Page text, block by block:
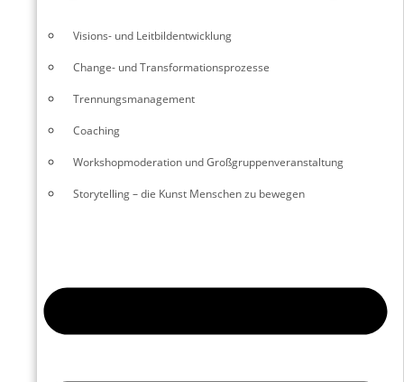
Visions- und Leitbildentwicklung
Change- und Transformationsprozesse
Trennungsmanagement
Coaching
Workshopmoderation und Großgruppenveranstaltung
Storytelling – die Kunst Menschen zu bewegen